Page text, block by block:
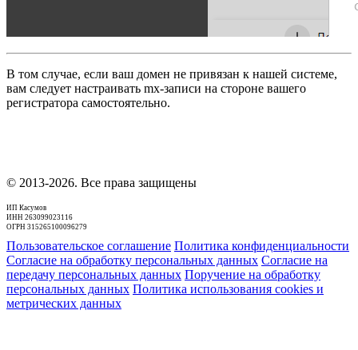
В том случае, если ваш домен не привязан к нашей системе,
вам следует настраивать mx-записи на стороне вашего
регистратора самостоятельно.
© 2013-2026. Все права защищены
ИП Касумов
ИНН 263099023116
ОГРН 315265100096279
Пользовательское соглашение Политика конфиденциальности
Согласие на обработку персональных данных Согласие на
передачу персональных данных Поручение на обработку
персональных данных Политика использования cookies и
метрических данных